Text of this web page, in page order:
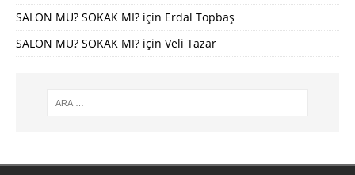
SALON MU? SOKAK MI? için Erdal Topbaş
SALON MU? SOKAK MI? için Veli Tazar